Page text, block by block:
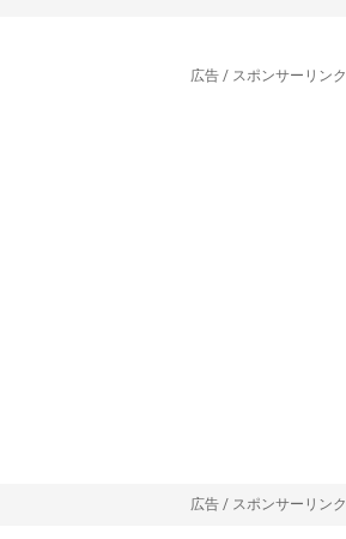
広告 / スポンサーリンク
広告 / スポンサーリンク